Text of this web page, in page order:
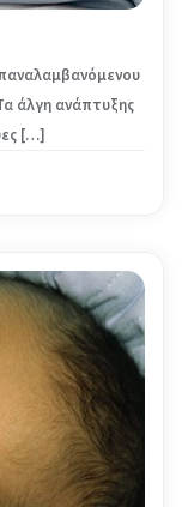
άλγη ανάπτυξης
[…]